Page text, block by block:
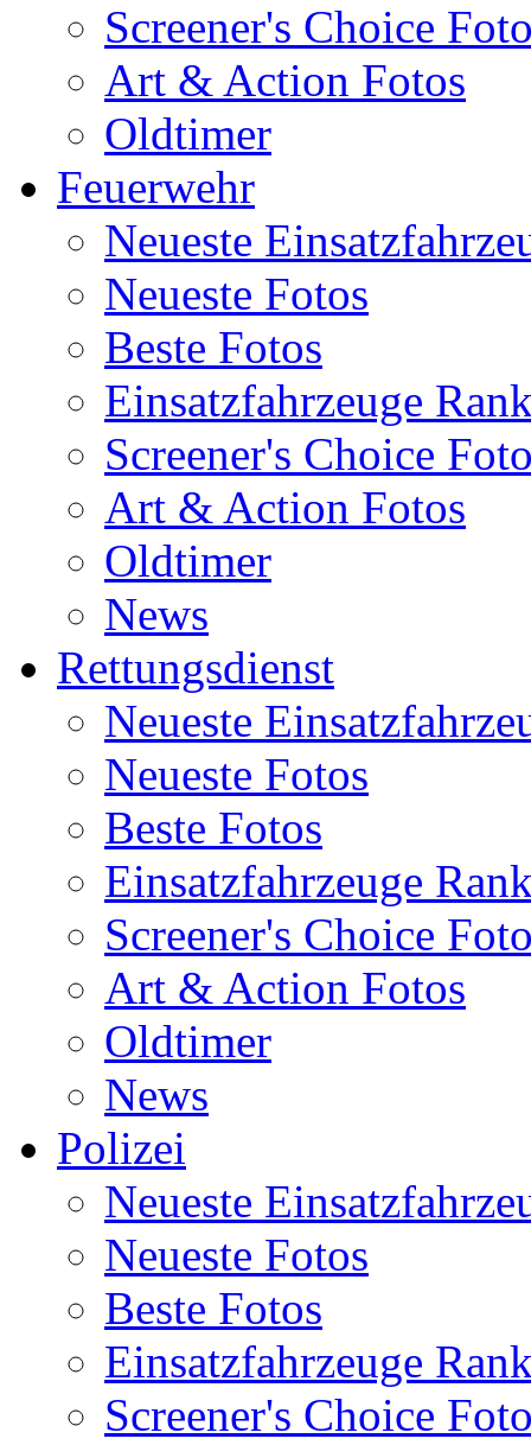
Screener's Choice
Art & Action Fotos
Oldtimer
Feuerwehr
Neueste
Neueste Fotos
Beste Fotos
Einsatzfahrzeuge
Screener's Choice
Art & Action Fotos
Oldtimer
News
Rettungsdienst
Neueste
Neueste Fotos
Beste Fotos
Einsatzfahrzeuge
Screener's Choice
Art & Action Fotos
Oldtimer
News
Polizei
Neueste
Neueste Fotos
Beste Fotos
Einsatzfahrzeuge
Screener's Choice